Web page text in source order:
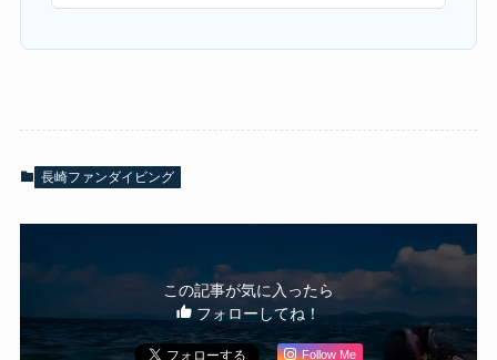
長崎ファンダイビング
この記事が気に入ったら
フォローしてね！
Follow Me